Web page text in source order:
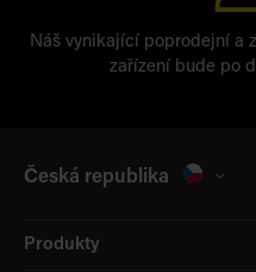
Náš vynikající poprodejní a
zařízení bude po
Česká republika
Produkty